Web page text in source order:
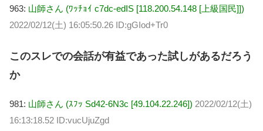
963: 山師さん (ﾜｯﾁｮｲ c7dc-edIS [118.200.54.148 [上級国民]])
2022/02/12(土) 16:05:50.26 ID:gGIod+Tr0
このスレでの会話が有益であった試しがあるだろう
か
981: 山師さん (ｽﾌｯ Sd42-6N3c [49.104.22.246]) 2022/02/12(土)
16:13:18.52 ID:vucUjuZgd